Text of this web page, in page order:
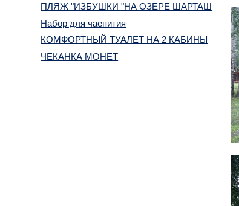
ПЛЯЖ "ИЗБУШКИ "НА ОЗЕРЕ ШАРТАШ
Набор для чаепития
КОМФОРТНЫЙ ТУАЛЕТ НА 2 КАБИНЫ
ЧЕКАНКА МОНЕТ